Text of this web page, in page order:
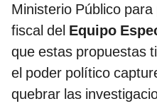
Ministerio Público
fiscal del Equipo
que estas propuestas
el poder político
quebrar las